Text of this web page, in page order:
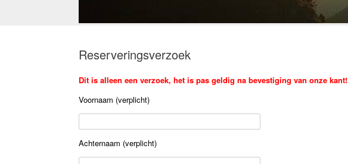
Reserveringsverzoek
Dit is alleen een verzoek, het is pas geldig na bevestiging van onze kant!
Voornaam (verplicht)
Achternaam (verplicht)